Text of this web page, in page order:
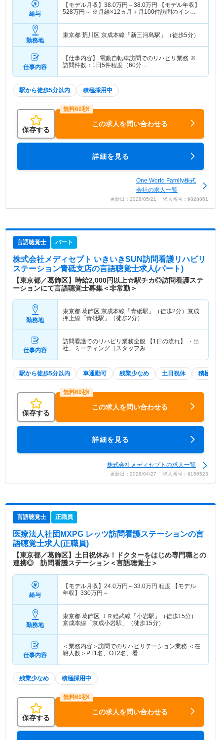
給与
【モデル月収】 38.0万円～38.0万円
【モデル年収】
528万円～ ※月給×12ヵ月＋月100件訪問のインセ
勤務地
東京都 荒川区 京成本線「新三河島駅」（徒歩5分）
仕事内容
【仕事内容】 電動自転車訪問でのリハビリ業務 ※
訪問件数：1日5件程度（60分…
駅から徒歩5分以内 積極採用中
保存する
この求人を問い合わせる
詳細を見る
One World Family株式
会社の求人一覧
更新日：2026/05/21 求人番号：9828861
言語聴覚士 パート
株式会社メディセプト いきいきSUN訪問看護リハビリ
ステーション青砥支店の言語聴覚士求人(パート)
【東京都／葛飾区】時給2,000円以上☆駅チカ◎訪問看護ステ
ーションにて言語聴覚士募集＜非常勤＞
勤務地
東京都 葛飾区 京成本線「青砥駅」（徒歩2分）京成
押上線「青砥駅」（徒歩2分）
仕事内容
訪問看護でのリハビリ業務全般 【1日の流れ】 ・出
社、ミーティング（スタッフみ…
駅から徒歩5分以内 車通勤可 残業少なめ 土日祝休 積極採
保存する
この求人を問い合わせる
詳細を見る
株式会社メディセプトの求人一覧
更新日：2026/04/27 求人番号：9156523
言語聴覚士 正職員
医療法人社団MXPG レッツ訪問看護ステーションの言
語聴覚士求人(正職員)
【東京都／葛飾区】土日祝休み！ドクターをはじめ専門職との
連携◎ 訪問看護ステーション＜言語聴覚士＞
給与
【モデル月収】 24.0万円～33.0万円 程度 【モデル
年収】 330万円～
勤務地
東京都 葛飾区 ＪＲ総武線「小岩駅」（徒歩15分）
京成本線「京成小岩駅」（徒歩15分）
仕事内容
＜業務内容＞訪問でのリハビリテーション業務 ＜在
籍人数＞PT1名、OT2名、看…
残業少なめ 積極採用中
保存する
この求人を問い合わせる